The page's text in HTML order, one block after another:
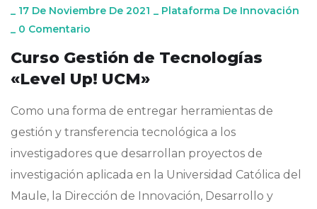
_ 17 De Noviembre De 2021 _ Plataforma De Innovación
_ 0 Comentario
Curso Gestión de Tecnologías
«Level Up! UCM»
Como una forma de entregar herramientas de
gestión y transferencia tecnológica a los
investigadores que desarrollan proyectos de
investigación aplicada en la Universidad Católica del
Maule, la Dirección de Innovación, Desarrollo y